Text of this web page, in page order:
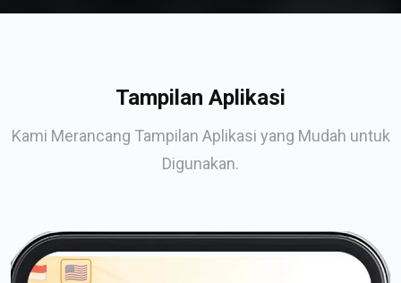
Tampilan Aplikasi
Kami Merancang Tampilan Aplikasi yang Mudah untuk
Digunakan.